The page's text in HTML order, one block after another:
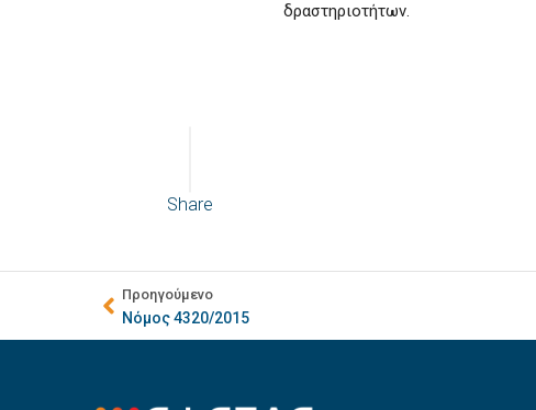
Share
δραστηριοτήτων.
Προηγούμενο
Νόμος 4320/2015